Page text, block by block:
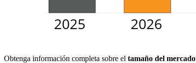
Obtenga información completa sobre el tamaño del mercado